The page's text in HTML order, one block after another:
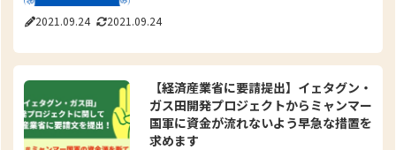
2021.09.24 2021.09.24
【経済産業省に要請提出】イェタグン・
ガス田開発プロジェクトからミャンマー
国軍に資金が流れないよう早急な措置を
求めます